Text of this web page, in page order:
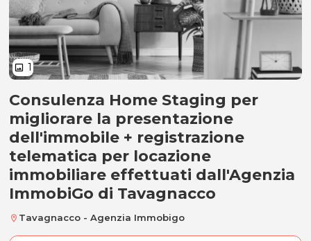
image 1
Consulenza Home Staging +
Consulenza Home Staging per
migliorare la presentazione
dell'immobile + registrazione
telematica per locazione
immobiliare effettuati dall'Agenzia
ImmobiGo di Tavagnacco
location_on Tavagnacco - Agenzia Immobigo